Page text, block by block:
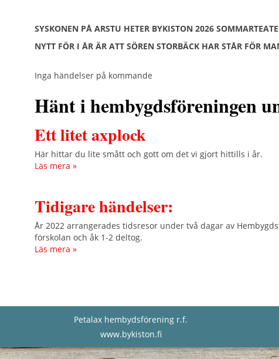
SYSKONEN PÅ ARSTU HETER BYKISTON 2026
NYTT FÖR I ÅR ÄR ATT SÖREN STORBÄCK HAR STÅR FÖR
Inga händelser på kommande
Hänt i hembygdsföreningen
Ett litet axplock
Här hittar du lite smått och gott om det vi gjort hittills i år.
Läs mera »
Tidigare händelser:
År 2022 arrangerades tidsresor under två dagar av
förskolan och åk 1-2 deltog.
Läs mera »
Petalax hembydsförening r.f.
www.bykiston.fi